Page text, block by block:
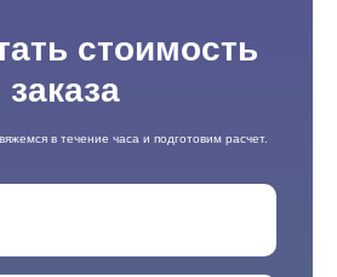
стоимость
заказа
в течение часа и подготовим расчет.